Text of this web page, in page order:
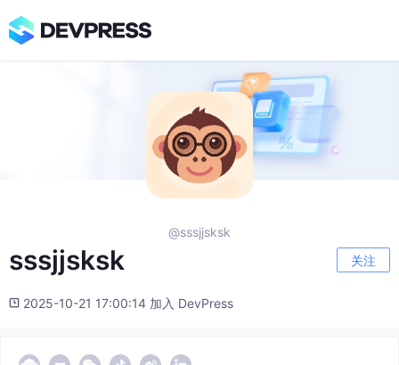
@sssjjsksk
sssjjsksk 关注
2025-10-21 17:00:14 加入 DevPress